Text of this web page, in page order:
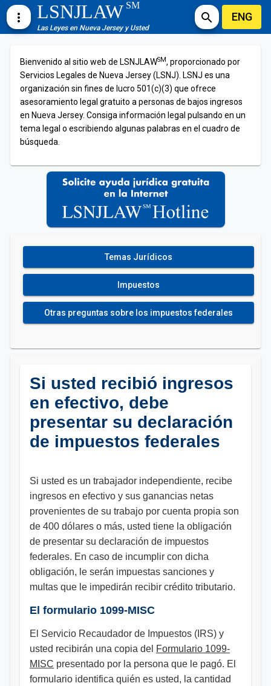
more_vert LSNJLAWSM
Las Leyes en Nueva Jersey y Usted
search ENG
Bienvenido al sitio web de LSNJLAWSM, proporcionado por
Servicios Legales de Nueva Jersey (LSNJ). LSNJ es una
organización sin fines de lucro 501(c)(3) que ofrece
asesoramiento legal gratuito a personas de bajos ingresos
en Nueva Jersey. Consiga información legal pulsando en un
tema legal o escribiendo algunas palabras en el cuadro de
búsqueda.
Temas Jurídicos
Impuestos
Otras preguntas sobre los impuestos federales
Si usted recibió ingresos
en efectivo, debe
presentar su declaración
de impuestos federales
Si usted es un trabajador independiente, recibe
ingresos en efectivo y sus ganancias netas
provenientes de su trabajo por cuenta propia son
de 400 dólares o más, usted tiene la obligación
de presentar su declaración de impuestos
federales. En caso de incumplir con dicha
obligación, le serán impuestas sanciones y
multas que le impedirán recibir crédito tributario.
El formulario 1099-MISC
El Servicio Recaudador de Impuestos (IRS) y
usted recibirán una copia del Formulario 1099-
MISC presentado por la persona que le pagó. El
formulario identifica quién es usted, la cantidad